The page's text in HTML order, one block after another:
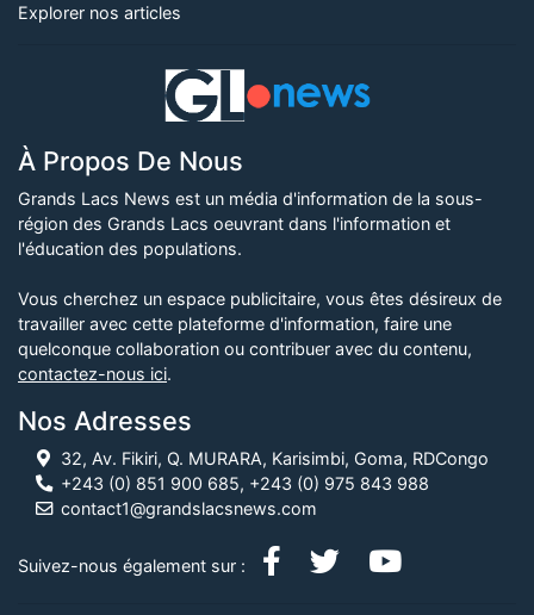
Explorer nos articles
À Propos De Nous
Grands Lacs News est un média d'information de la sous-
région des Grands Lacs oeuvrant dans l'information et
l'éducation des populations.
Vous cherchez un espace publicitaire, vous êtes désireux de
travailler avec cette plateforme d'information, faire une
quelconque collaboration ou contribuer avec du contenu,
contactez-nous ici.
Nos Adresses
32, Av. Fikiri, Q. MURARA, Karisimbi, Goma, RDCongo
+243 (0) 851 900 685, +243 (0) 975 843 988
contact1@grandslacsnews.com
Suivez-nous également sur :